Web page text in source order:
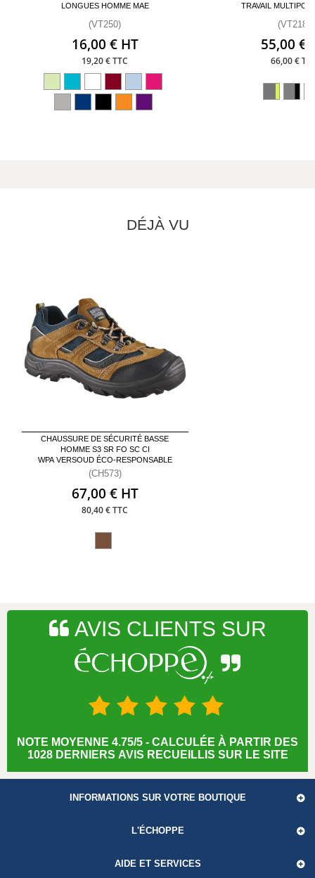
LONGUES HOMME MAE
(VT250)
16,00 € HT
19,20 € TTC
TRAVAIL
(VT218)
55,00 €
66,00 €
DÉJÀ VU
CHAUSSURE DE SÉCURITÉ BASSE
HOMME S3 SR FO SC CI
WPA VERSOUD ÉCO-RESPONSABLE
(CH573)
67,00 € HT
80,40 € TTC
NOTE MOYENNE 4.75/5 - CALCULÉE À PARTIR DES
1028 DERNIERS AVIS RECUEILLIS SUR LE SITE
INFORMATIONS SUR VOTRE BOUTIQUE
L'ÉCHOPPE
AIDE ET SERVICES